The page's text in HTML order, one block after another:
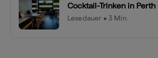
Cocktail-Trinken in Perth
Lesedauer • 3 Min.